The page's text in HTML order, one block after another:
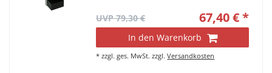
UVP 79,30 € 67,40 € *
In den Warenkorb
*zzgl. ges. MwSt. zzgl.Versandkosten